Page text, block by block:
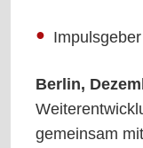
Berlin,
gemeinsam